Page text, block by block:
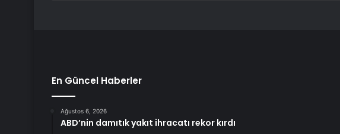
En Güncel Haberler
Ağustos 6, 2026
ABD’nin damıtık yakıt ihracatı rekor kırdı